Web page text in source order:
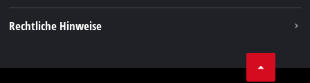
Vertrag widerrufen
Rechtliche Hinweise